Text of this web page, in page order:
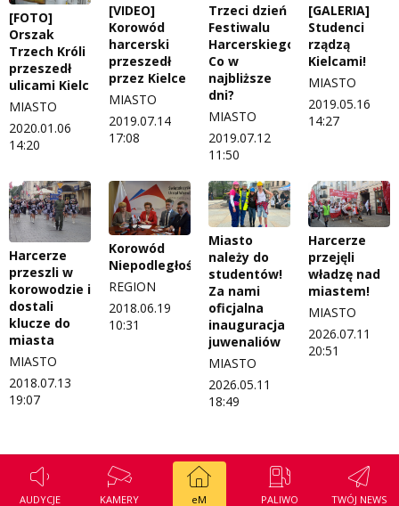
AUDYCJE KAMERY eM PALIWO TWÓJ NEWS
[FOTO]
Orszak
Trzech Króli
przeszedł
ulicami Kielc
MIASTO
2020.01.06
14:20
[VIDEO]
Korowód
harcerski
przeszedł
przez Kielce
MIASTO
2019.07.14
17:08
Trzeci dzień
Festiwalu
Harcerskiego.
Co w
najbliższe
dni?
MIASTO
2019.07.12
11:50
[GALERIA]
Studenci
rządzą
Kielcami!
MIASTO
2019.05.16
14:27
Harcerze
przeszli w
korowodzie i
dostali
klucze do
miasta
MIASTO
2018.07.13
19:07
Korowód
Niepodległości
REGION
2018.06.19
10:31
Miasto
należy do
studentów!
Za nami
oficjalna
inauguracja
juwenaliów
MIASTO
2026.05.11
18:49
Harcerze
przejęli
władzę nad
miastem!
MIASTO
2026.07.11
20:51